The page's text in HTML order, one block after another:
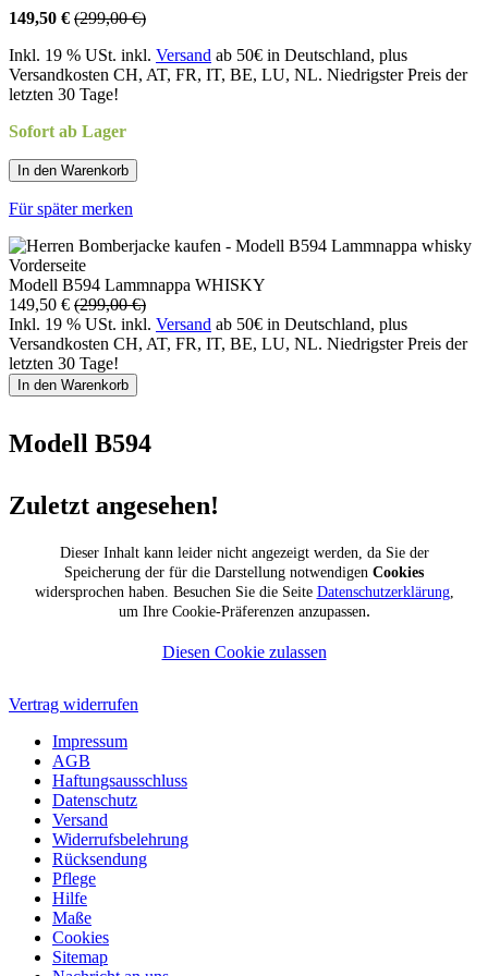
149,50 € (299,00 €)
Inkl. 19 % USt. inkl. Versand ab 50€ in Deutschland, plus
Versandkosten CH, AT, FR, IT, BE, LU, NL. Niedrigster Preis der
letzten 30 Tage!
Sofort ab Lager
In den Warenkorb
Für später merken
Modell B594 Lammnappa WHISKY
149,50 € (299,00 €)
Inkl. 19 % USt. inkl. Versand ab 50€ in Deutschland, plus
Versandkosten CH, AT, FR, IT, BE, LU, NL. Niedrigster Preis der
letzten 30 Tage!
In den Warenkorb
Modell B594
Zuletzt angesehen!
Dieser Inhalt kann leider nicht angezeigt werden, da Sie der
Speicherung der für die Darstellung notwendigen Cookies
widersprochen haben. Besuchen Sie die Seite Datenschutzerklärung,
um Ihre Cookie-Präferenzen anzupassen.
Diesen Cookie zulassen
Vertrag widerrufen
Impressum
AGB
Haftungsausschluss
Datenschutz
Versand
Widerrufsbelehrung
Rücksendung
Pflege
Hilfe
Maße
Cookies
Sitemap